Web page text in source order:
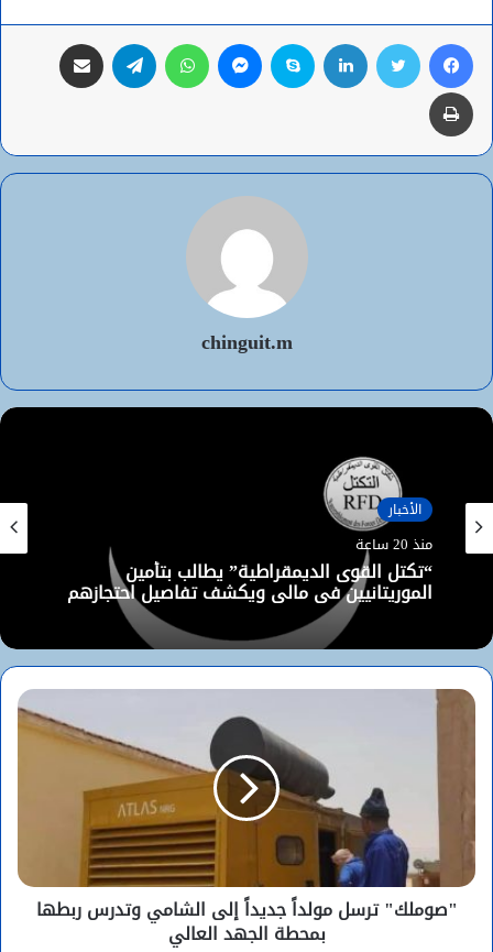
فيسبوك تويتر لينكدإن سكايب ماسنجر واتساب تيلقرام
طباعة
chinguit.m
الأخبار
منذ 20 ساعة
“تكتل القوى الديمقراطية” يطالب بتأمين
الموريتانيين في مالي ويكشف تفاصيل احتجازهم
"صوملك" ترسل مولداً جديداً إلى الشامي وتدرس ربطها
بمحطة الجهد العالي